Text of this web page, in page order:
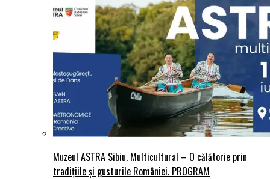
Muzeul ASTRA Sibiu. Multicultural – O călătorie prin
tradițiile și gusturile României. PROGRAM